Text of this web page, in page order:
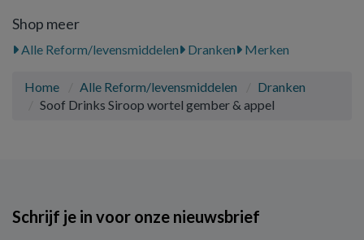
Shop meer
Alle Reform/levensmiddelen Dranken Merken
Home Alle Reform/levensmiddelen
Dranken
Soof Drinks Siroop wortel gember & appel
Schrijf je in voor onze nieuwsbrief